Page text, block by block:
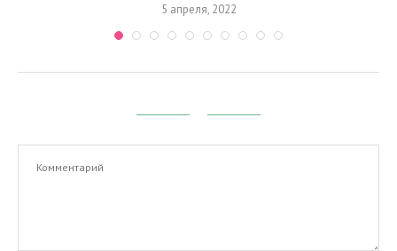
5 апреля, 2022